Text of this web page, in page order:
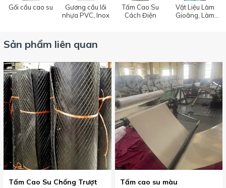
Gối cầu cao su
Gương cầu lồi
nhựa PVC, Inox
Tấm Cao Su
Cách Điện
Vật Liệu Làm
Gioăng, Làm
Sản phẩm liên quan
Tấm Cao Su Chống Trượt
Tấm cao su màu